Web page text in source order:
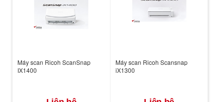
Máy scan Ricoh ScanSnap
IX1400
Máy scan Ricoh Scansnap
iX1300